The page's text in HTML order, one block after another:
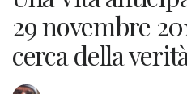
29 novembre
cerca della